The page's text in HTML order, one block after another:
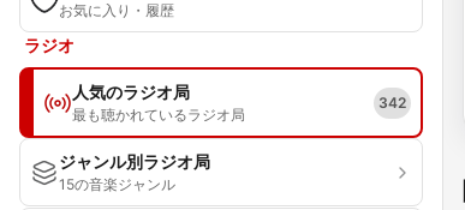
お気に入り・履歴
ラジオ
人気のラジオ局
最も聴かれているラジオ局
342
ジャンル別ラジオ局
15の音楽ジャンル